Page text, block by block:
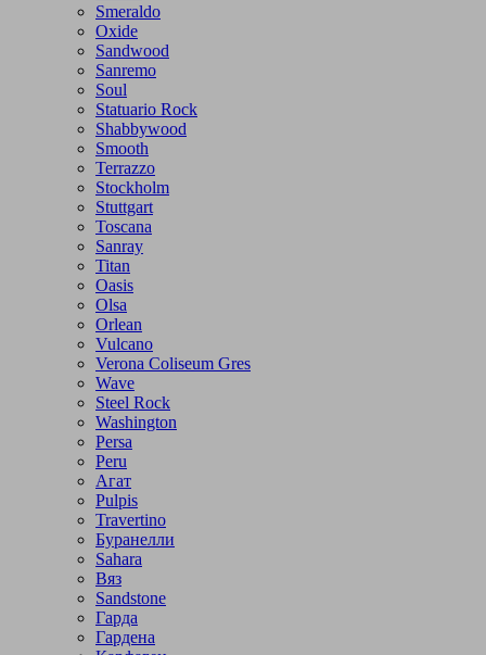
Smeraldo
Oxide
Sandwood
Sanremo
Soul
Statuario Rock
Shabbywood
Smooth
Terrazzo
Stockholm
Stuttgart
Toscana
Sanray
Titan
Oasis
Olsa
Orlean
Vulcano
Verona Coliseum Gres
Wave
Steel Rock
Washington
Persa
Peru
Агат
Pulpis
Travertino
Буранелли
Sahara
Вяз
Sandstone
Гарда
Гардена